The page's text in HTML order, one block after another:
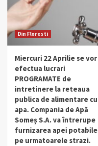
Din Floresti
Miercuri 22 Aprilie se vor
efectua lucrari
PROGRAMATE de
intretinere la reteaua
publica de alimentare cu
apa. Compania de Apă
Someș S.A. va întrerupe
furnizarea apei potabile
pe urmatoarele strazi.